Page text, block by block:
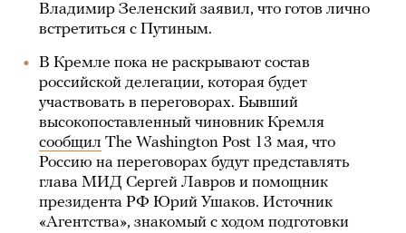
Владимир Зеленский заявил, что готов лично
встретиться с Путиным.
В Кремле пока не раскрывают состав
российской делегации, которая будет
участвовать в переговорах. Бывший
высокопоставленный чиновник Кремля
сообщил The Washington Post 13 мая, что
Россию на переговорах будут представлять
глава МИД Сергей Лавров и помощник
президента РФ Юрий Ушаков. Источник
«Агентства», знакомый с ходом подготовки